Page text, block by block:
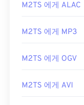
M2TS 에게 ALAC
M2TS 에게 MP3
M2TS 에게 OGV
M2TS 에게 AVI